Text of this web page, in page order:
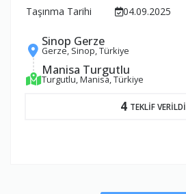
Taşınma Tarihi
04.09.2025
Sinop Gerze
Gerze, Sinop, Türkiye
Manisa Turgutlu
Turgutlu, Manisa, Türkiye
4 TEKLİF VERİLDİ